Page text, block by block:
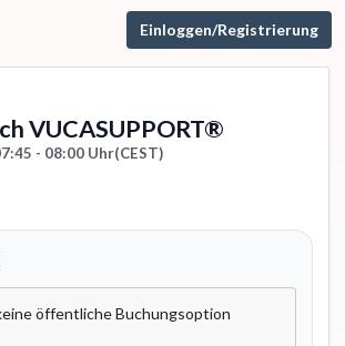
Einloggen/Registrierung
VUCASUPPORT®
- 08:00 Uhr(CEST)
öffentliche Buchungsoption